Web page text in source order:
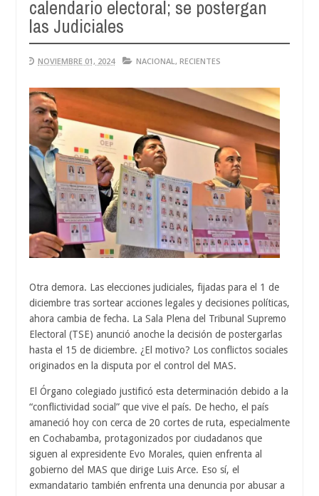
Aug
04,
calendario electoral; se postergan
las Judiciales
NOVIEMBRE 01, 2024 NACIONAL , RECIENTES
Otra demora. Las elecciones judiciales, fijadas para el 1 de
diciembre tras sortear acciones legales y decisiones políticas,
ahora cambia de fecha. La Sala Plena del Tribunal Supremo
Electoral (TSE) anunció anoche la decisión de postergarlas
hasta el 15 de diciembre. ¿El motivo? Los conflictos sociales
originados en la disputa por el control del MAS.
El Órgano colegiado justificó esta determinación debido a la
“conflictividad social” que vive el país. De hecho, el país
amaneció hoy con cerca de 20 cortes de ruta, especialmente
en Cochabamba, protagonizados por ciudadanos que
siguen al expresidente Evo Morales, quien enfrenta al
gobierno del MAS que dirige Luis Arce. Eso sí, el
exmandatario también enfrenta una denuncia por abusar a